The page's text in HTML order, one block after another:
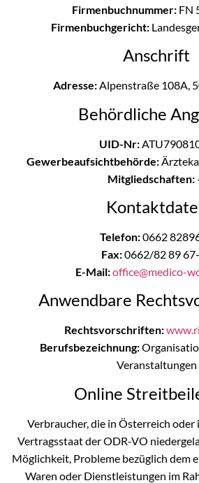
Firmenbuchnummer: FN
Firmenbuchgericht:
Anschrift
Adresse:Alpenstraße 108A,
Behördliche
UID-Nr:
Gewerbeaufsichtbehörde:
Mitgliedschaften:
Telefon:0662
Fax:0662/82 89
E-Mail:office@medico-
Anwendbare
Rechtsvorschriften:
Berufsbezeichnung:
Veranstaltungen
Online
Verbraucher, die in Österreich oder
Vertragsstaat der ODR-VO
Möglichkeit, Probleme bezüglich dem
Waren oder Dienstleistungen im